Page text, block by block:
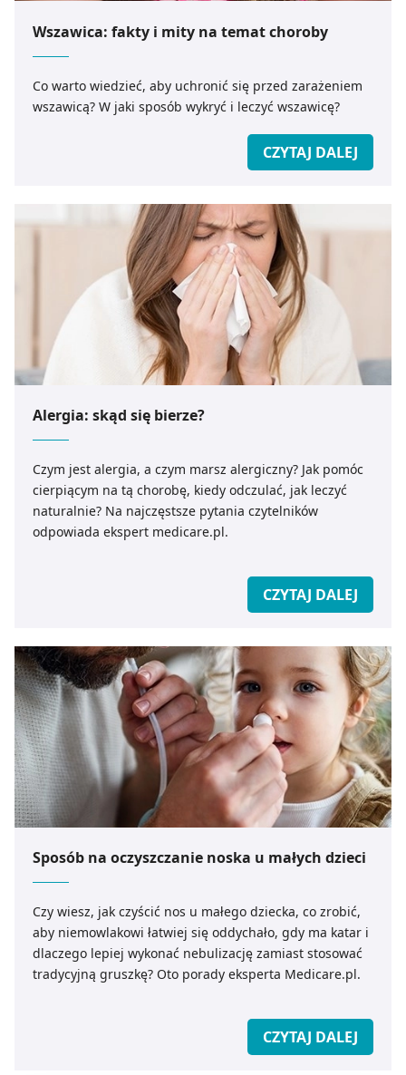
Wszawica: fakty i mity na temat choroby
Co warto wiedzieć, aby uchronić się przed zarażeniem
wszawicą? W jaki sposób wykryć i leczyć wszawicę?
CZYTAJ DALEJ
Alergia: skąd się bierze?
Czym jest alergia, a czym marsz alergiczny? Jak pomóc
cierpiącym na tą chorobę, kiedy odczulać, jak leczyć
naturalnie? Na najczęstsze pytania czytelników
odpowiada ekspert medicare.pl.
CZYTAJ DALEJ
Sposób na oczyszczanie noska u małych dzieci
Czy wiesz, jak czyścić nos u małego dziecka, co zrobić,
aby niemowlakowi łatwiej się oddychało, gdy ma katar i
dlaczego lepiej wykonać nebulizację zamiast stosować
tradycyjną gruszkę? Oto porady eksperta Medicare.pl.
CZYTAJ DALEJ